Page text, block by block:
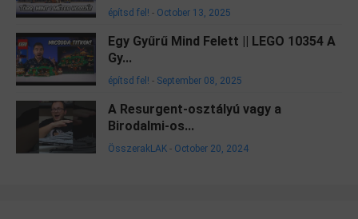
építsd fel! - October 13, 2025
Egy Gyűrű Mind Felett || LEGO 10354 A
Gy...
építsd fel! - September 08, 2025
A Resurgent-osztályú vagy a
Birodalmi-os...
ÖsszerakLAK - October 20, 2024